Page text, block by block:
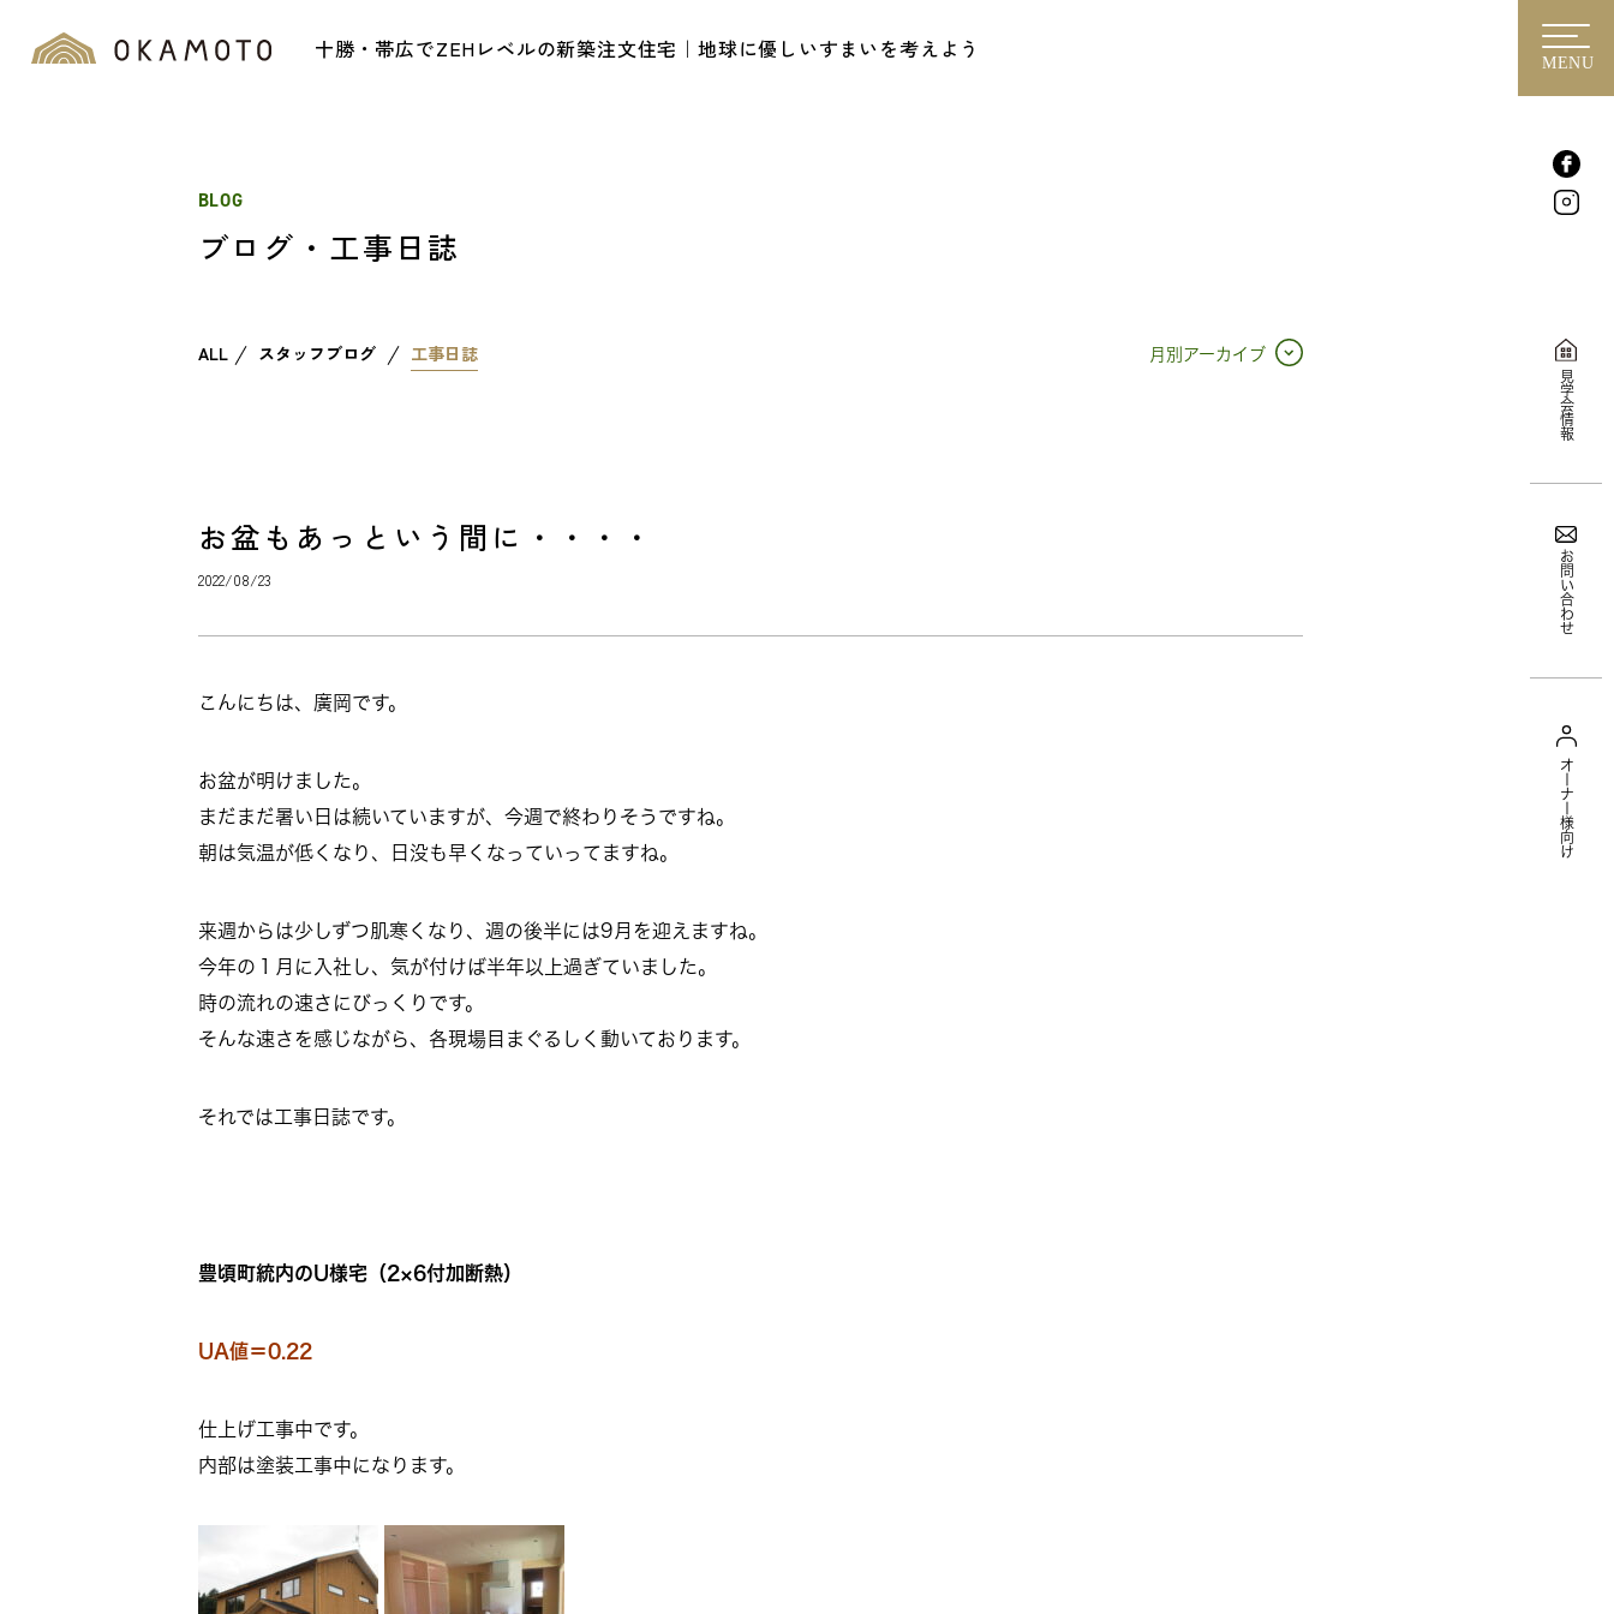
十勝・帯広でZEHレベルの新築注文住宅｜地球に優しいすまいを考えよう
MENU
見学会情報
お問い合わせ
オーナー様向け
BLOG
ブログ・工事日誌
ALL スタッフブログ 工事日誌 月別アーカイブ
お盆もあっという間に・・・・
2022/08/23
こんにちは、廣岡です。
お盆が明けました。
まだまだ暑い日は続いていますが、今週で終わりそうですね。
朝は気温が低くなり、日没も早くなっていってますね。
来週からは少しずつ肌寒くなり、週の後半には9月を迎えますね。
今年の１月に入社し、気が付けば半年以上過ぎていました。
時の流れの速さにびっくりです。
そんな速さを感じながら、各現場目まぐるしく動いております。
それでは工事日誌です。
豊頃町統内のU様宅（2×6付加断熱）
UA値＝0.22
仕上げ工事中です。
内部は塗装工事中になります。